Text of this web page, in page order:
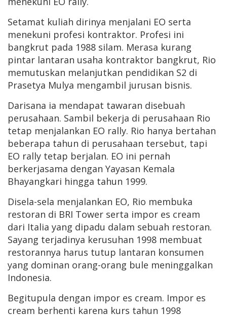
Setamat kuliah dirinya menjalani EO serta
menekuni profesi kontraktor. Profesi ini
bangkrut pada 1988 silam. Merasa kurang
pintar lantaran usaha kontraktor bangkrut, Rio
memutuskan melanjutkan pendidikan S2 di
Prasetya Mulya mengambil jurusan bisnis.
Darisana ia mendapat tawaran disebuah
perusahaan. Sambil bekerja di perusahaan Rio
tetap menjalankan EO rally. Rio hanya bertahan
beberapa tahun di perusahaan tersebut, tapi
EO rally tetap berjalan. EO ini pernah
berkerjasama dengan Yayasan Kemala
Bhayangkari hingga tahun 1999.
Disela-sela menjalankan EO, Rio membuka
restoran di BRI Tower serta impor es cream
dari Italia yang dipadu dalam sebuah restoran.
Sayang terjadinya kerusuhan 1998 membuat
restorannya harus tutup lantaran konsumen
yang dominan orang-orang bule meninggalkan
Indonesia.
Begitupula dengan impor es cream. Impor es
cream berhenti karena kurs tahun 1998